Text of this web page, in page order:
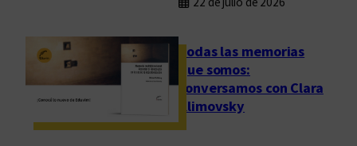
Todas las memorias
que somos:
conversamos con Clara
Klimovsky